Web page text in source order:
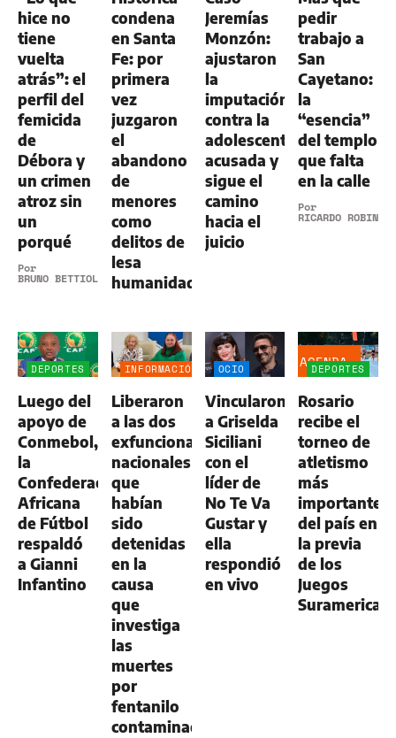
hice no
tiene
vuelta
atrás”: el
perfil del
femicida
de
Débora y
un crimen
atroz sin
un
porqué
Por
BRUNO BETTIOL
condena
en Santa
Fe: por
primera
vez
juzgaron
el
abandono
de
menores
como
delitos de
lesa
humanidad
Jeremías
Monzón:
ajustaron
la
imputación
contra la
adolescente
acusada y
sigue el
camino
hacia el
juicio
pedir
trabajo a
San
Cayetano:
la
“esencia”
del templo
que falta
en la calle
Por
RICARDO ROBINS
DEPORTES
Luego del
apoyo de
Conmebol,
la
Confederación
Africana
de Fútbol
respaldó
a Gianni
Infantino
INFORMACIÓN
Liberaron
a las dos
exfuncionarias
nacionales
que
habían
sido
detenidas
en la
causa
que
investiga
las
muertes
por
fentanilo
contaminado
OCIO
Vincularon
a Griselda
Siciliani
con el
líder de
No Te Va
Gustar y
ella
respondió
en vivo
DEPORTES
AGENDA
Rosario
recibe el
torneo de
atletismo
más
importante
del país en
la previa
de los
Juegos